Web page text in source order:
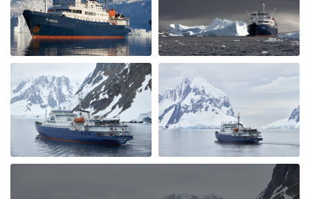
Great Antarctica - Polar Circle - Whale
watching trip
por Sylvia Vergeer Antártida
We had a great trip which gave us all that we were
hoping for. Incredible number of whales and pinguins
and beautiful weather after a very stormy drake
passage. Crew and guides were amazing with all the
interesting lectures and wonderful food and service.
Also the other guests on the boat were great. I truly